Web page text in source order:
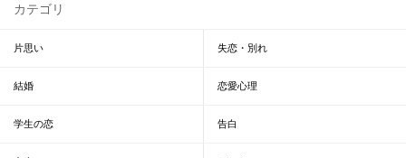
カテゴリ
片思い 失恋・別れ
結婚 恋愛心理
学生の恋 告白